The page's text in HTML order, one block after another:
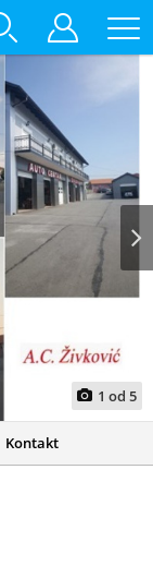
1 od 5
Kontakt